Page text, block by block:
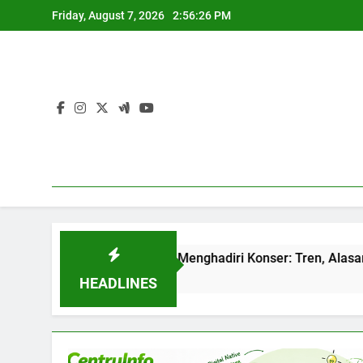
to
Friday, August 7, 2026 2:56:27 PM
HEADLINES
Z Gemar Menghadiri Konser: Tren, Alasan dan Pilihan